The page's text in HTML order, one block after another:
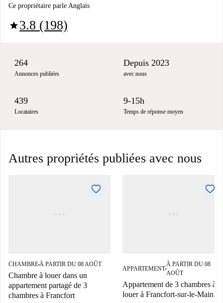
Ce propriétaire parle Anglais
star3.8 (198)
264
Annonces publiées
Depuis 2023
avec nous
439
Locataires
9-15h
Temps de réponse moyen
Autres propriétés publiées avec nous
CHAMBRE■À PARTIR DU 08 AOÛT
Chambre à louer dans un
appartement partagé de 3
chambres à Francfort
APPARTEMENT■
À PARTIR DU 08
AOÛT
Appartement de 3 chambres à
louer à Francfort-sur-le-Main